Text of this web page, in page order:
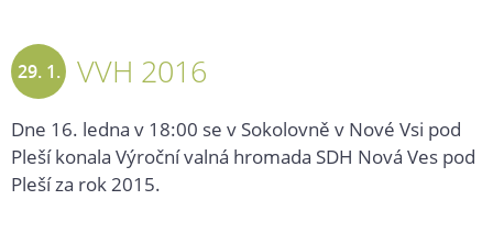
29. 1.
2016
VVH 2016
Dne 16. ledna v 18:00 se v Sokolovně v Nové Vsi pod
Pleší konala Výroční valná hromada SDH Nová Ves pod
Pleší za rok 2015.